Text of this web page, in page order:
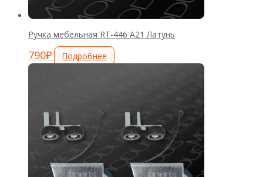
Ручка мебельная RT-446 А21 Латунь
790₽ Подробнее